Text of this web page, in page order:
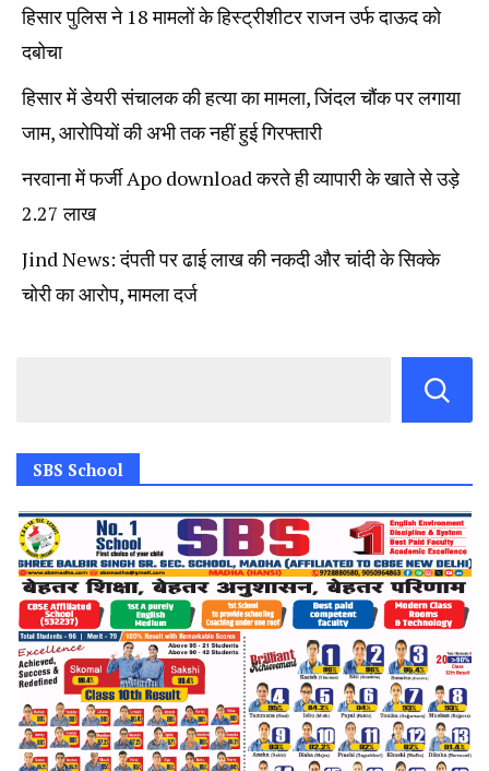
हिसार पुलिस ने 18 मामलों के हिस्ट्रीशीटर राजन उर्फ दाऊद को
दबोचा
हिसार में डेयरी संचालक की हत्या का मामला, जिंदल चौंक पर लगाया
जाम, आरोपियों की अभी तक नहीं हुई गिरफ्तारी
नरवाना में फर्जी Apo download करते ही व्यापारी के खाते से उड़े
2.27 लाख
Jind News: दंपती पर ढाई लाख की नकदी और चांदी के सिक्के
चोरी का आरोप, मामला दर्ज
SBS School